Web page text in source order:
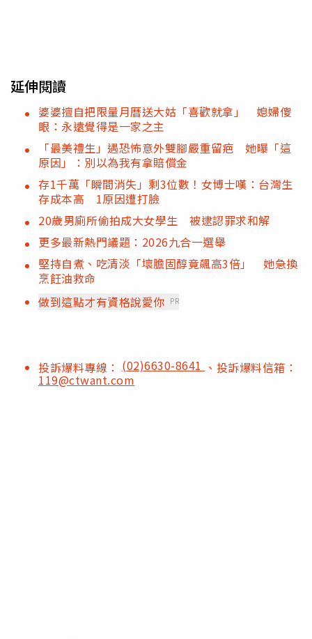
延伸閱讀
婆婆擅自把限量月曆送大姑「喜歡就拿」 媳婦傻
眼：永遠覺得是一家之主
「最美禮生」遇恐怖意外雙腳嚴重留疤 她曝「這
原因」：別以為我有拿賠償金
存1千萬「瞬間消失」剩3位數！女博士嘆：台灣生
存成本高 1原因遭打臉
20歲男廁所偷拍成大女學生 被逮認罪求和解
更多最新熱門議題：2026九合一選舉
堅持自煮、吃清淡「壞膽固醇竟飆高3倍」 她急換
烹飪油救命
做到這點才有資格說愛你 PR
投訴爆料專線： (02)6630-8641 、投訴爆料信箱：
119@ctwant.com